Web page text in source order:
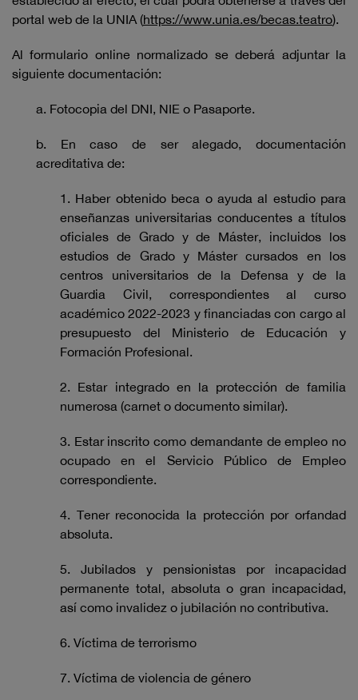
portal web de la UNIA (https://www.unia.es/becas.teatro).
Al formulario online normalizado se deberá adjuntar la
siguiente documentación:
a. Fotocopia del DNI, NIE o Pasaporte.
b. En caso de ser alegado, documentación
acreditativa de:
1. Haber obtenido beca o ayuda al estudio para
enseñanzas universitarias conducentes a títulos
oficiales de Grado y de Máster, incluidos los
estudios de Grado y Máster cursados en los
centros universitarios de la Defensa y de la
Guardia Civil, correspondientes al curso
académico 2022-2023 y financiadas con cargo al
presupuesto del Ministerio de Educación y
Formación Profesional.
2. Estar integrado en la protección de familia
numerosa (carnet o documento similar).
3. Estar inscrito como demandante de empleo no
ocupado en el Servicio Público de Empleo
correspondiente.
4. Tener reconocida la protección por orfandad
absoluta.
5. Jubilados y pensionistas por incapacidad
permanente total, absoluta o gran incapacidad,
así como invalidez o jubilación no contributiva.
6. Víctima de terrorismo
7. Víctima de violencia de género